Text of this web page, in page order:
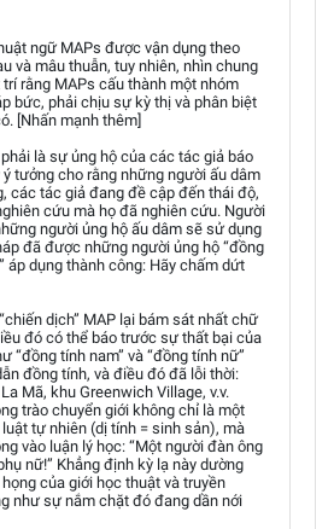
ngữ MAPs được vận dụng theo
và mâu thuẫn, tuy nhiên, nhìn chung
rằng MAPs cấu thành một nhóm
bức, phải chịu sự kỳ thị và phân biệt
[Nhấn mạnh thêm]
là sự ủng hộ của các tác giả báo
tưởng cho rằng những người ấu dâm
các tác giả đang đề cập đến thái độ,
cứu mà họ đã nghiên cứu. Người
người ủng hộ ấu dâm sẽ sử dụng
đã được những người ủng hộ “đồng
áp dụng thành công: Hãy chấm dứt
dịch” MAP lại bám sát nhất chữ
đó có thể báo trước sự thất bại của
“đồng tính nam” và “đồng tính nữ”
đồng tính, và điều đó đã lỗi thời:
Mã, khu Greenwich Village, v.v.
trào chuyển giới không chỉ là một
tự nhiên (dị tính = sinh sản), mà
vào luận lý học: “Một người đàn ông
nữ!” Khẳng định kỳ lạ này dường
của giới học thuật và truyền
như sự nắm chặt đó đang dần nới